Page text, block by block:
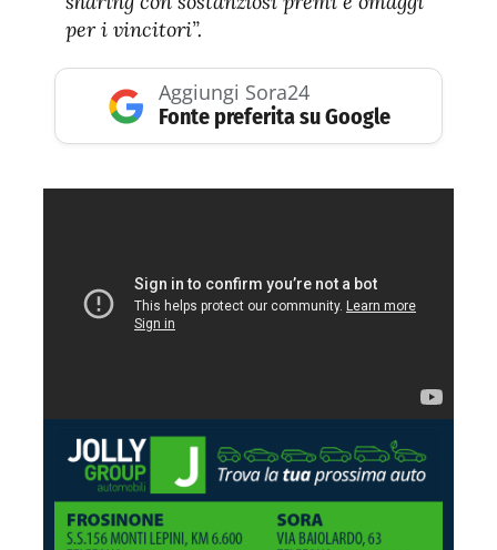
per i vincitori”.
Aggiungi Sora24
Fonte preferita su Google